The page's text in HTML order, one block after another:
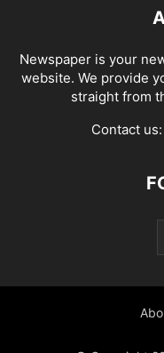
Newspaper is your
website. We provide
straight from
Contact us: